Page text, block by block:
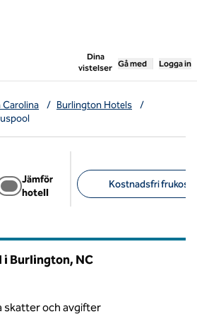
Dina
vistelser
,öppnar ny flik
Gå med Logga in
Carolina / Burlington Hotels
/
Jämför
hotell
Kostnadsfri frukost
Burlington, NC
skatter och avgifter